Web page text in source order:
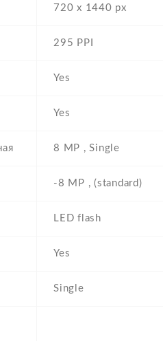
720 x 1440 px
295 PPI
Yes
Yes
8 MP , Single
-8 MP , (standard)
LED flash
Yes
Single